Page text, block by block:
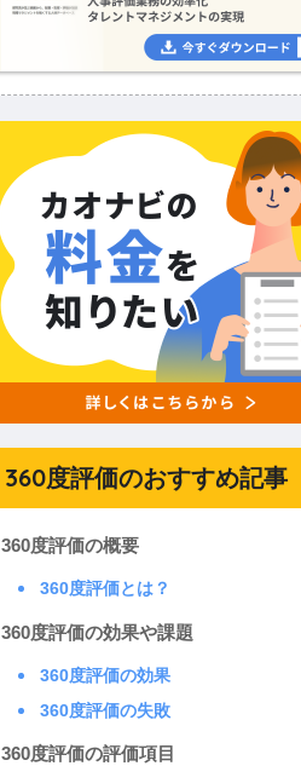
360度評価のおすすめ記事
360度評価の概要
360度評価とは？
360度評価の効果や課題
360度評価の効果
360度評価の失敗
360度評価の評価項目